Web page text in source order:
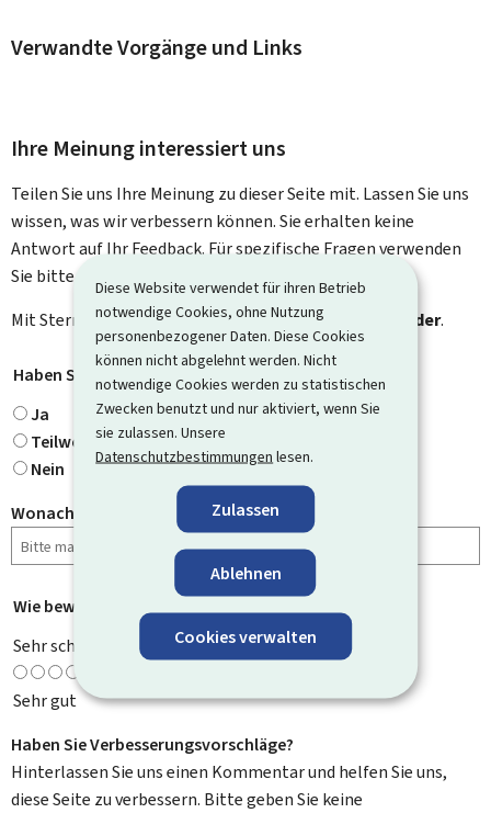
Diese Website verwendet für ihren Betrieb
notwendige Cookies, ohne Nutzung
personenbezogener Daten. Diese Cookies
können nicht abgelehnt werden. Nicht
notwendige Cookies werden zu statistischen
Zwecken benutzt und nur aktiviert, wenn Sie
sie zulassen. Unsere
Datenschutzbestimmungen lesen.
Zulassen
Ablehnen
Cookies verwalten
Verwandte Vorgänge und Links
Ihre Meinung interessiert uns
Teilen Sie uns Ihre Meinung zu dieser Seite mit. Lassen Sie uns
wissen, was wir verbessern können. Sie erhalten keine
Antwort auf Ihr Feedback. Für spezifische Fragen verwenden
Sie bitte das Kontaktformular.
Mit Stern gekennzeichnete Felder ( * ) sind Pflichtfelder.
Haben Sie gefunden, wonach Sie gesucht haben?
Ja
Teilweise
Nein
Wonach haben Sie gesucht?
Wie bewerten Sie diese Seite?
Sehr schlecht
Sehr gut
Haben Sie Verbesserungsvorschläge?
Hinterlassen Sie uns einen Kommentar und helfen Sie uns,
diese Seite zu verbessern. Bitte geben Sie keine